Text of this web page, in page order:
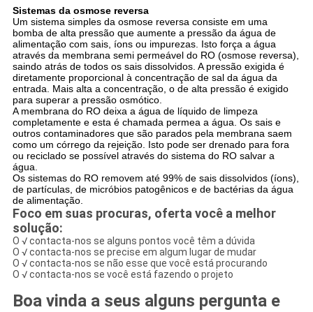
Sistemas da osmose reversa
Um sistema simples da osmose reversa consiste em uma
bomba de alta pressão que aumente a pressão da água de
alimentação com sais, íons ou impurezas. Isto força a água
através da membrana semi permeável do RO (osmose reversa),
saindo atrás de todos os sais dissolvidos. A pressão exigida é
diretamente proporcional à concentração de sal da água da
entrada. Mais alta a concentração, o de alta pressão é exigido
para superar a pressão osmótico.
A membrana do RO deixa a água de líquido de limpeza
completamente e esta é chamada permea a água. Os sais e
outros contaminadores que são parados pela membrana saem
como um córrego da rejeição. Isto pode ser drenado para fora
ou reciclado se possível através do sistema do RO salvar a
água.
Os sistemas do RO removem até 99% de sais dissolvidos (íons),
de partículas, de micróbios patogênicos e de bactérias da água
de alimentação.
Foco em suas procuras, oferta você a melhor
solução:
O √ contacta-nos se alguns pontos você têm a dúvida
O √ contacta-nos se precise em algum lugar de mudar
O √ contacta-nos se não esse que você está procurando
O √ contacta-nos se você está fazendo o projeto
Boa vinda a seus alguns pergunta e